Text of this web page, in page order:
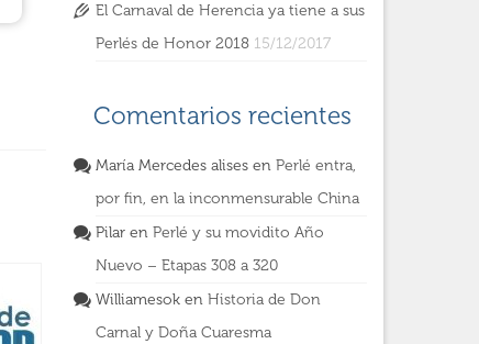
El Carnaval de Herencia ya tiene a sus
Perlés de Honor 2018 15/12/2017
Comentarios recientes
María Mercedes alisesen Perlé entra,
por fin, en la inconmensurable China
Pilaren Perlé y su movidito Año
Nuevo – Etapas 308 a 320
Williamesoken Historia de Don
Carnal y Doña Cuaresma